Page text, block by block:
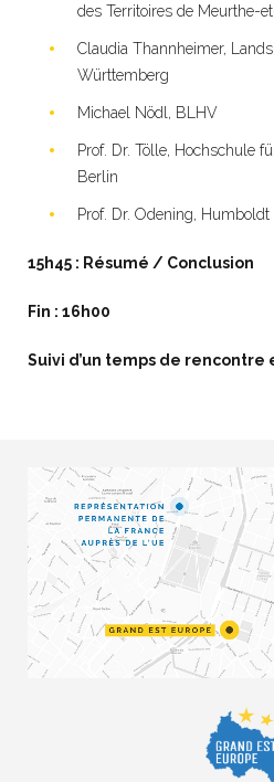
des Territoires de Meurthe-
Claudia Thannheimer,
Württemberg
Michael Nödl, BLHV
Prof. Dr. Tölle, Hochschule
Berlin
Prof. Dr. Odening,
15h45 : Résumé / Conclusion
Fin : 16h00
Suivi d’un temps de rencontre